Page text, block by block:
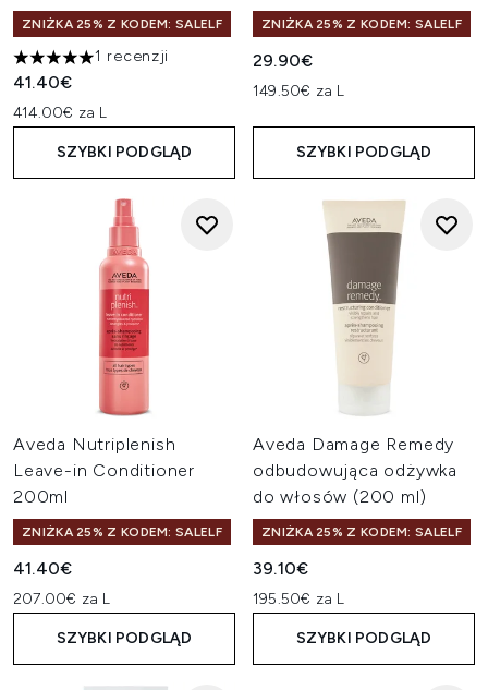
ZNIŻKA 25% Z KODEM: SALELF
5 gwiazdek na maksymalnie 5
1 recenzji
41.40€
414.00€ za L
SZYBKI PODGLĄD
ZNIŻKA 25% Z KODEM: SALELF
29.90€
149.50€ za L
SZYBKI PODGLĄD
Aveda Nutriplenish
Leave-in Conditioner
200ml
ZNIŻKA 25% Z KODEM: SALELF
41.40€
207.00€ za L
SZYBKI PODGLĄD
Aveda Damage Remedy
odbudowująca odżywka
do włosów (200 ml)
ZNIŻKA 25% Z KODEM: SALELF
39.10€
195.50€ za L
SZYBKI PODGLĄD